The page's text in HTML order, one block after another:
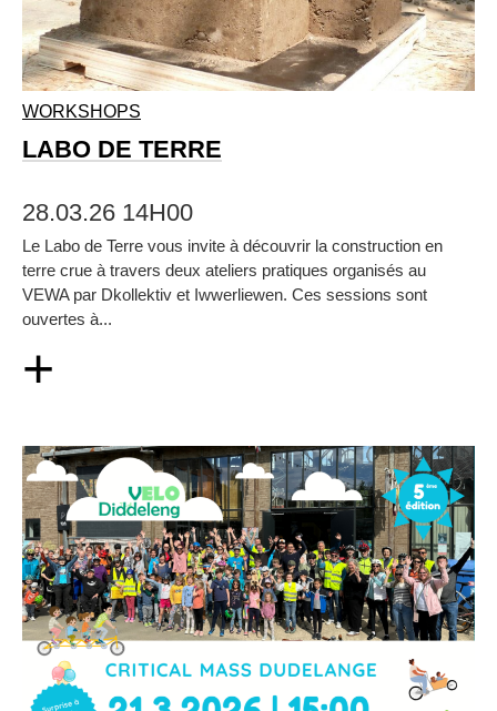
WORKSHOPS
LABO DE TERRE
28.03.26 14H00
Le Labo de Terre vous invite à découvrir la construction en
terre crue à travers deux ateliers pratiques organisés au
VEWA par Dkollektiv et Iwwerliewen. Ces sessions sont
ouvertes à...
+